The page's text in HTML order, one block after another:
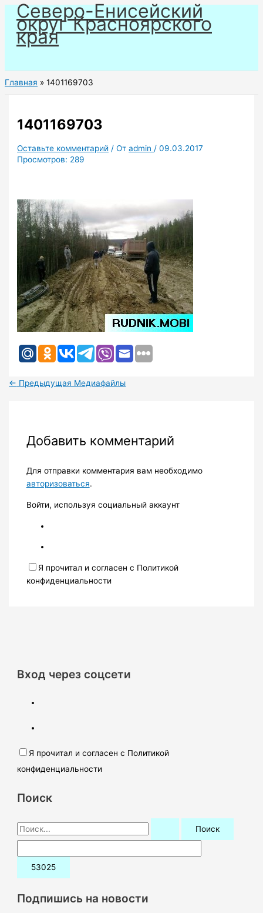
Перейти
содержимому
Северо-Енисейский
округ Красноярского
края
Главная 1401169703
1401169703
Оставьте комментарий / Отadmin /09.03.2017
Просмотров: 289
← Предыдущая Медиафайлы
Добавить комментарий
Для отправки комментария вам необходимо
авторизоваться.
Войти, используя социальный аккаунт
Я прочитал и согласен с Политикой
конфиденциальности
Вход через соцсети
Я прочитал и согласен с Политикой
конфиденциальности
Поиск
П
о
и
:Подпишись на новости